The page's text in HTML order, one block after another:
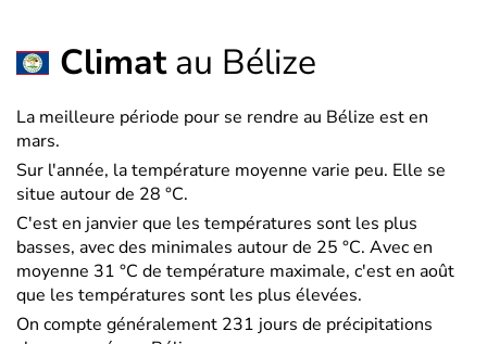
Climatau Bélize
La meilleure période pour se rendre au Bélize est en
mars.
Sur l'année, la température moyenne varie peu. Elle se
situe autour de 28 °C.
C'est en janvier que les températures sont les plus
basses, avec des minimales autour de 25 °C. Avec en
moyenne 31 °C de température maximale, c'est en août
que les températures sont les plus élevées.
On compte généralement 231 jours de précipitations